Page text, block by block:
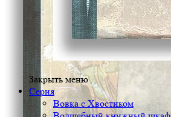
Закрыть меню
Серия
Вовка с Хвостиком